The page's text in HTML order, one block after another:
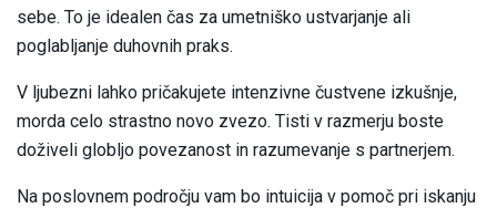
sebe. To je idealen čas za umetniško ustvarjanje ali
poglabljanje duhovnih praks.
V ljubezni lahko pričakujete intenzivne čustvene izkušnje,
morda celo strastno novo zvezo. Tisti v razmerju boste
doživeli globljo povezanost in razumevanje s partnerjem.
Na poslovnem področju vam bo intuicija v pomoč pri iskanju